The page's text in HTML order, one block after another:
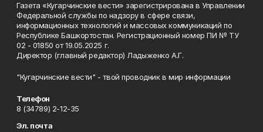
Газета «Кугарчинские вести» зарегистрирована в Управлении
Федеральной службы по надзору в сфере связи,
информационных технологий и массовых коммуникаций по
Республике Башкортостан. Регистрационный номер ПИ № ТУ
02 - 01850 от 19.05.2025 г.
Директор (главный редактор) Ладыженко А.Г.
"Кугарчинские вести" - твой проводник в мир информации
Телефон
8 (34789) 2-12-35
Эл. почта